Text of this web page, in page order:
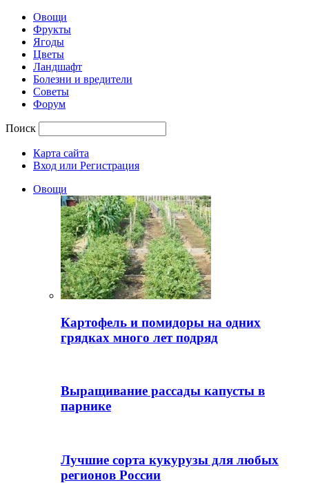
Овощи
Фрукты
Ягоды
Цветы
Ландшафт
Болезни и вредители
Советы
Форум
Поиск
Карта сайта
Вход или Регистрация
Овощи
Картофель и помидоры на одних
грядках много лет подряд
Выращивание рассады капусты в
парнике
Лучшие сорта кукурузы для любых
регионов России